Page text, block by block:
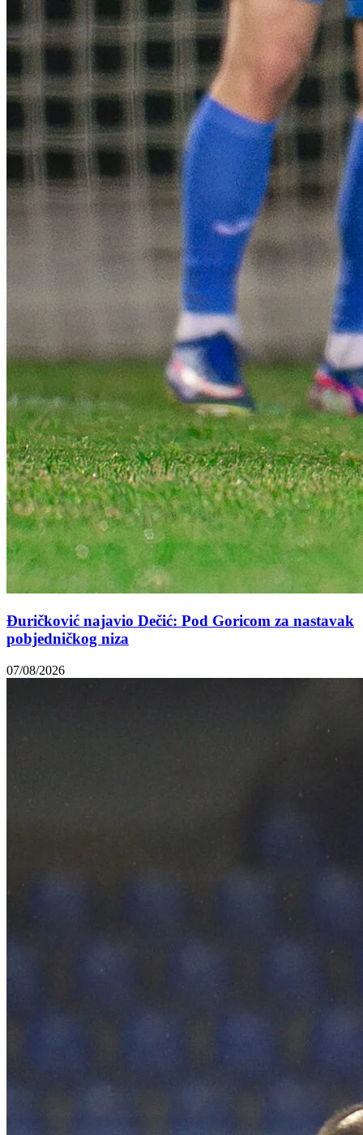
Đuričković najavio Dečić: Pod Goricom za nastavak
pobjedničkog niza
07/08/2026